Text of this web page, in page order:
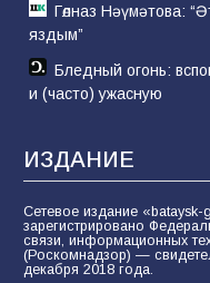
Гөлназ Нәүмәтова:
яздым”
Бледный огонь:
и (часто) ужасную
ИЗДАНИЕ
Сетевое издание
зарегистрировано
связи, информационных
(Роскомнадзор) —
декабря 2018 года.